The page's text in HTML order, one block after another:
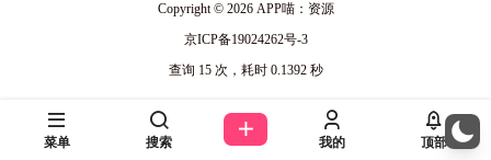
Copyright © 2026APP喵：资源
京ICP备19024262号-3
查询 15 次，耗时 0.1392 秒
菜单 搜索 我的 顶部